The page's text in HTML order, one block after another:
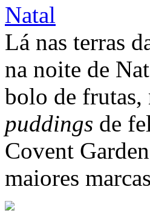
Lá nas terras
na noite de
bolo de frutas,
puddings de
Covent
maiores